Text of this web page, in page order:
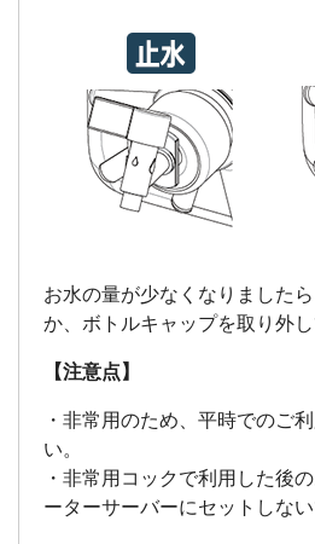
お水の量が少なくなりました
か、ボトルキャップを取り外し
【注意点】
・非常用のため、平時でのご
い。
・非常用コックで利用した後
ーターサーバーにセットしない